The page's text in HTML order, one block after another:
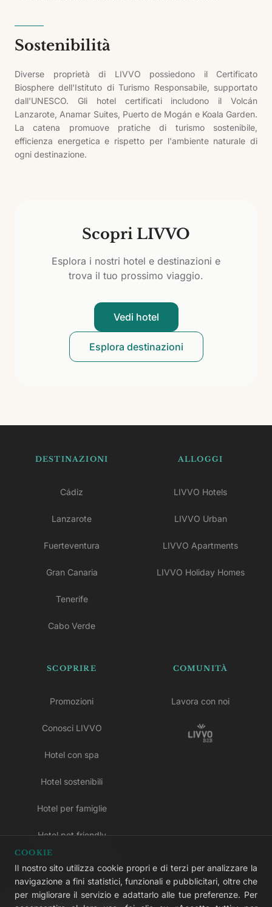
Sostenibilità
Diverse proprietà di LIVVO possiedono il Certificato
Biosphere dell'Istituto di Turismo Responsabile, supportato
dall'UNESCO. Gli hotel certificati includono il Volcán
Lanzarote, Anamar Suites, Puerto de Mogán e Koala Garden.
La catena promuove pratiche di turismo sostenibile,
efficienza energetica e rispetto per l'ambiente naturale di
ogni destinazione.
Scopri LIVVO
Esplora i nostri hotel e destinazioni e
trova il tuo prossimo viaggio.
Vedi hotel
Esplora destinazioni
DESTINAZIONI
Cádiz
Lanzarote
Fuerteventura
Gran Canaria
Tenerife
Cabo Verde
ALLOGGI
LIVVO Hotels
LIVVO Urban
LIVVO Apartments
LIVVO Holiday Homes
SCOPRIRE
Promozioni
Conosci LIVVO
Hotel con spa
Hotel sostenibili
Hotel per famiglie
Hotel pet friendly
COMUNITÀ
Lavora con noi
COOKIE
Il nostro sito utilizza cookie propri e di terzi per analizzare la
navigazione a fini statistici, funzionali e pubblicitari, oltre che
per migliorare il servizio e adattarlo alle tue preferenze. Per